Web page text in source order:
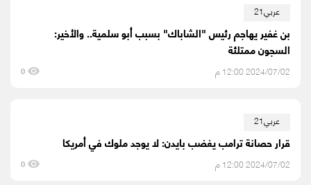
عربي21
بن غفير يهاجم رئيس "الشاباك" بسبب أبو سلمية.. والأخير:
السجون ممتلئة
2024/07/02 12:00 م 0
عربي21
قرار حصانة ترامب يغضب بايدن: لا يوجد ملوك في أمريكا
2024/07/02 12:00 م 0